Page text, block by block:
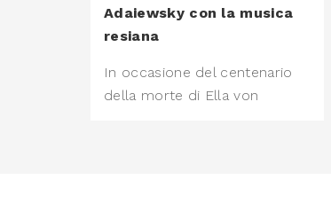
Adaiewsky con la musica
resiana
In occasione del centenario
della morte di Ella von